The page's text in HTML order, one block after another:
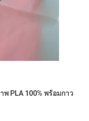
PLA 100% พร้อมกาว